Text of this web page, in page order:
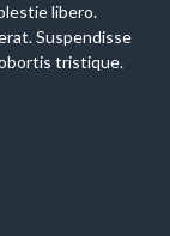
libero.
Suspendisse
tristique.